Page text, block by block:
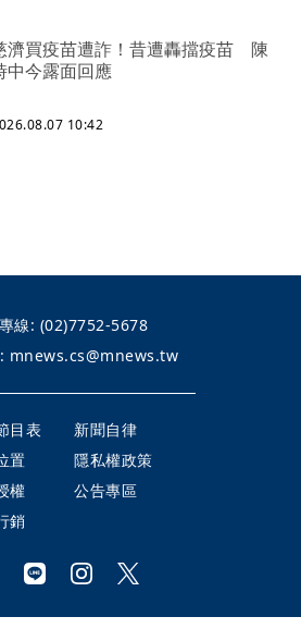
濟買疫苗遭詐！昔遭轟擋疫苗 陳
中今露面回應
10:42
線: (02)7752-5678
mnews.cs@mnews.tw
目表
新聞自律
置
隱私權政策
權
公告專區
銷